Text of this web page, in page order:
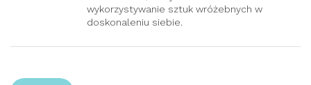
wykorzystywanie sztuk wróżebnych w
doskonaleniu siebie.